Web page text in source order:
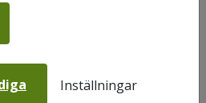
Inställningar